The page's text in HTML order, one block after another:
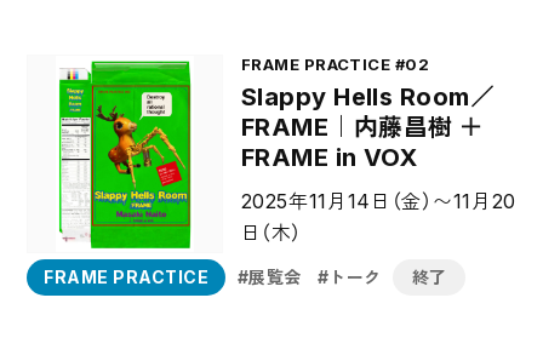
FRAME PRACTICE #02
Slappy Hells Room／
FRAME｜内藤昌樹 ＋
FRAME in VOX
2025年11月14日（金）〜11月20
日（木）
FRAME PRACTICE 展覧会 トーク 終了